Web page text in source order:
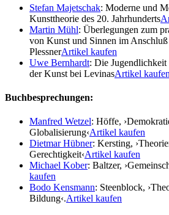
Stefan Majetschak: Moderne und
Kunsttheorie des 20. Jahrhunderts
Martin Mühl: Überlegungen zum
von Kunst und Sinnen im
PlessnerArtikel kaufen
Uwe Bernhardt: Die Jugendlichkeit
der Kunst bei LevinasArtikel kaufen
Buchbesprechungen:
Manfred Wetzel: Höffe,
Globalisierung‹Artikel kaufen
Dietmar Hübner: Kersting,
Gerechtigkeit‹Artikel kaufen
Michael Kober: Baltzer,
kaufen
Bodo Kensmann: Steenblock,
Bildung‹.Artikel kaufen